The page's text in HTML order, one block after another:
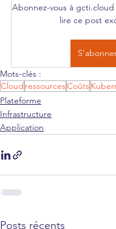
Abonnez-vous à
lire ce post
Mots-clés :
Cloud ressourcesCoûts
Plateforme
Infrastructure
Application
Posts récents